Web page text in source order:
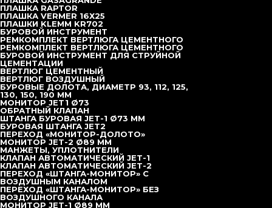
ПЛАШКА RAPTOR
ПЛАШКА VERMER 16Х25
ПЛАШКИ KLEMM KR702
БУРОВОЙ ИНСТРУМЕНТ
РЕМКОМПЛЕКТ ВЕРТЛЮГА ЦЕМЕНТНОГО
РЕМКОМПЛЕКТ ВЕРТЛЮГА ЦЕМЕНТНОГО
БУРОВОЙ ИНСТРУМЕНТ ДЛЯ СТРУЙНОЙ
ЦЕМЕНТАЦИИ
ВЕРТЛЮГ ЦЕМЕНТНЫЙ
ВЕРТЛЮГ ВОЗДУШНЫЙ
БУРОВЫЕ ДОЛОТА, ДИАМЕТР 93, 112, 125,
130, 150, 190 ММ
МОНИТОР JET1 Ø73
ОБРАТНЫЙ КЛАПАН
ШТАНГА БУРОВАЯ JET-1 Ø73 ММ
БУРОВАЯ ШТАНГА JET2
ПЕРЕХОД «МОНИТОР-ДОЛОТО»
МОНИТОР JET-2 Ø89 ММ
МАНЖЕТЫ, УПЛОТНИТЕЛИ
КЛАПАН АВТОМАТИЧЕСКИЙ JET-1
КЛАПАН АВТОМАТИЧЕСКИЙ JET-2
ПЕРЕХОД «ШТАНГА-МОНИТОР» С
ВОЗДУШНЫМ КАНАЛОМ
ПЕРЕХОД «ШТАНГА-МОНИТОР» БЕЗ
ВОЗДУШНОГО КАНАЛА
МОНИТОР JET-1 Ø89 ММ